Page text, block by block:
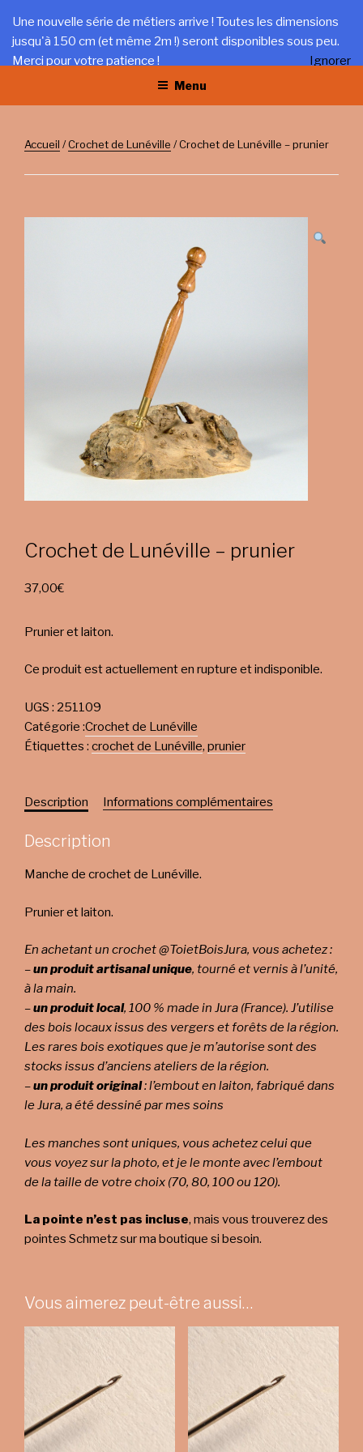
contenu
principal
LA TRÉFILERIE
Gîte et artisanat au coeur du Jura
Menu
Accueil /Crochet de Lunéville / Crochet de Lunéville – prunier
Crochet de Lunéville – prunier
37,00€
Prunier et laiton.
Ce produit est actuellement en rupture et indisponible.
UGS : 251109
Catégorie :Crochet de Lunéville
Étiquettes : crochet de Lunéville, prunier
Description Informations complémentaires
Description
Manche de crochet de Lunéville.
Prunier et laiton.
En achetant un crochet @ToietBoisJura, vous achetez :
–un produit artisanal unique, tourné et vernis à l’unité,
à la main.
–un produit local, 100 % made in Jura (France). J’utilise
des bois locaux issus des vergers et forêts de la région.
Les rares bois exotiques que je m’autorise sont des
stocks issus d’anciens ateliers de la région.
–un produit original: l’embout en laiton, fabriqué dans
le Jura, a été dessiné par mes soins
Les manches sont uniques, vous achetez celui que
vous voyez sur la photo, et je le monte avec l’embout
de la taille de votre choix (70, 80, 100 ou 120).
La pointe n’est pas incluse, mais vous trouverez des
pointes Schmetz sur ma boutique si besoin.
Vous aimerez peut-être aussi…
Une nouvelle série de métiers arrive ! Toutes les dimensions
jusqu'à 150 cm (et même 2m !) seront disponibles sous peu.
Merci pour votre patience !
Ignorer